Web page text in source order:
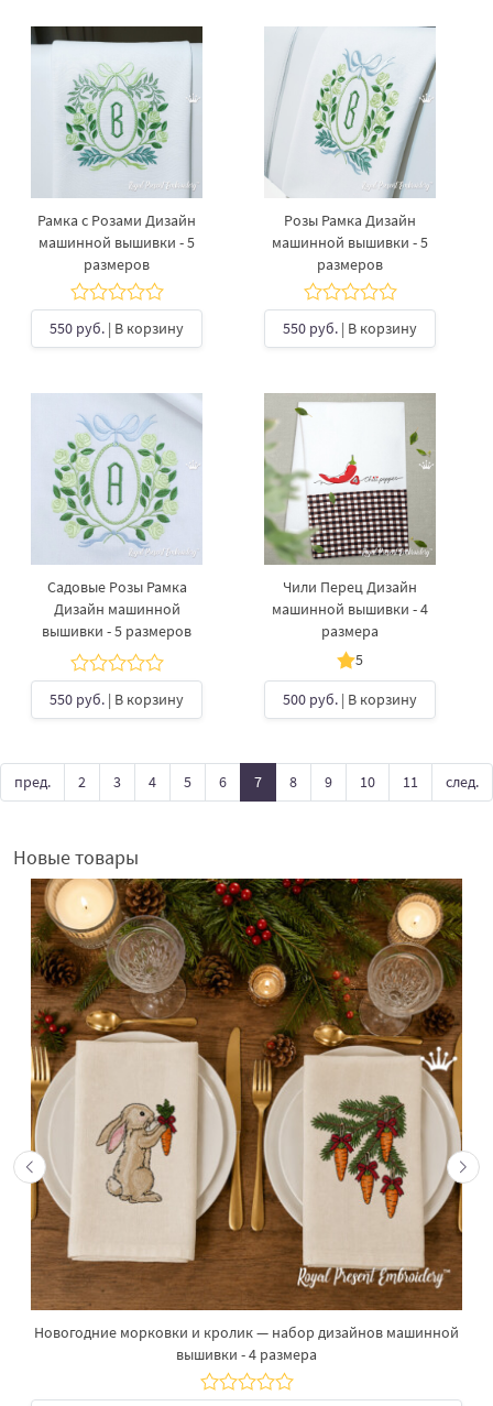
Рамка с Розами Дизайн
машинной вышивки - 5
размеров
550 руб. | В корзину
Розы Рамка Дизайн
машинной вышивки - 5
размеров
550 руб. | В корзину
Садовые Розы Рамка
Дизайн машинной
вышивки - 5 размеров
550 руб. | В корзину
Чили Перец Дизайн
машинной вышивки - 4
размера
5
500 руб. | В корзину
пред. 2 3 4 5 6 7 8 9 10 11 след.
Новые товары
Новогодние морковки и кролик — набор дизайнов машинной
вышивки - 4 размера